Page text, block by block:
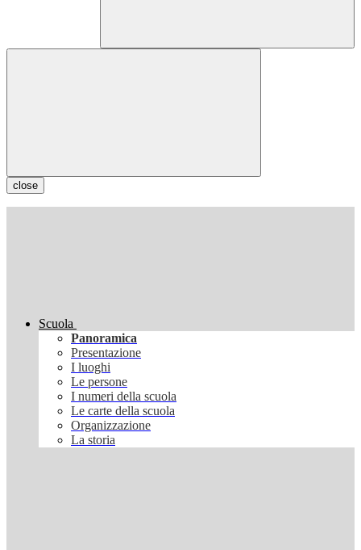
close
Scuola
Panoramica
Presentazione
I luoghi
Le persone
I numeri della scuola
Le carte della scuola
Organizzazione
La storia